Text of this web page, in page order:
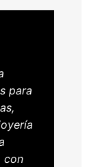
para
con